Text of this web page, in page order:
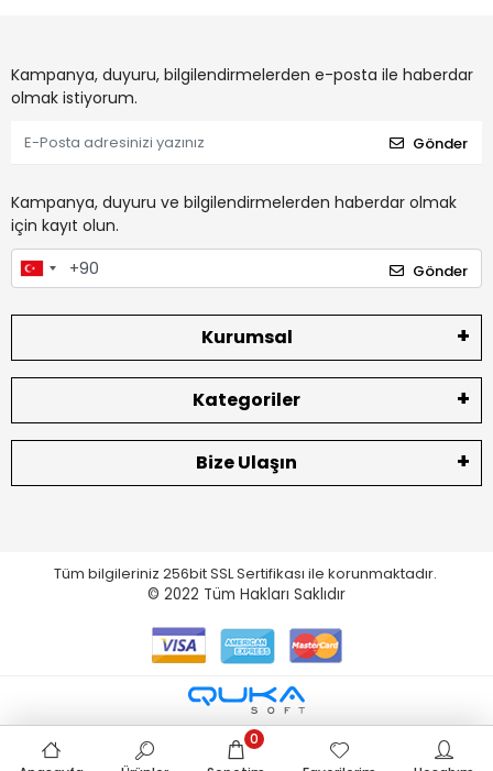
Kampanya, duyuru, bilgilendirmelerden e-posta ile haberdar
olmak istiyorum.
Gönder
Kampanya, duyuru ve bilgilendirmelerden haberdar olmak
için kayıt olun.
Gönder
Kurumsal
Kategoriler
Bize Ulaşın
Tüm bilgileriniz 256bit SSL Sertifikası ile korunmaktadır.
© 2022 Tüm Hakları Saklıdır
0